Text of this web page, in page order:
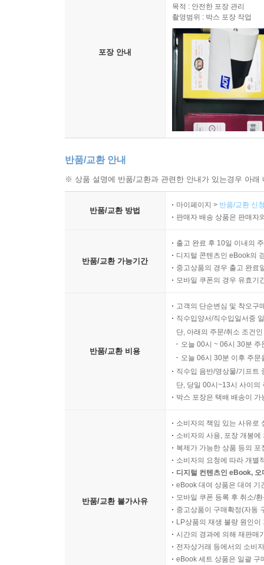
포장 안내
목적 : 안전한 포장 관리
촬영범위 : 박스 포장 작업
반품/교환 안내
※ 상품 설명에 반품/교환과 관련한 안내가 있는경우 아
반품/교환 방법
마이페이지 > 반품/교환 신
판매자 배송 상품은 판매자
반품/교환 가능기간
출고 완료 후 10일 이내의
디지털 콘텐츠인 eBook의
중고상품의 경우 출고 완료
모바일 쿠폰의 경우 유효기
반품/교환 비용
고객의 단순변심 및 착오구
직수입양서/직수입일서중
단, 아래의 주문/취소 조건
오늘 00시 ~ 06시 30분
오늘 06시 30분 이후 주
직수입 음반/영상물/기프트
단, 당일 00시~13시 사이의
박스 포장은 택배 배송이
반품/교환 불가사유
소비자의 책임 있는 사유로
소비자의 사용, 포장 개봉
복제가 가능한 상품 등의
소비자의 요청에 따라 개별
디지털 컨텐츠인 eBook,
eBook 대여 상품은 대여 기
모바일 쿠폰 등록 후 취소/
중고상품이 구매확정(자동
LP상품의 재생 불량 원인
시간의 경과에 의해 재판매
전자상거래 등에서의 소비
eBook 세트 상품은 일괄 구